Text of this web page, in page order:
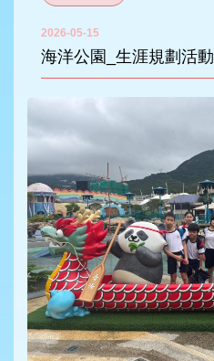
2026-05-15
海洋公園_生涯規劃活動